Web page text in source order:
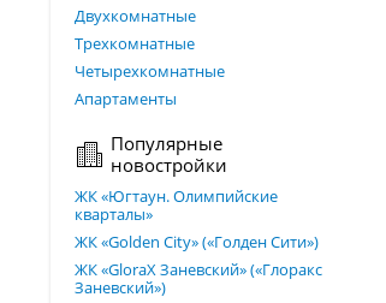
Двухкомнатные
Трехкомнатные
Четырехкомнатные
Апартаменты
Популярные
новостройки
ЖК «Югтаун. Олимпийские
кварталы»
ЖК «Golden City» («Голден Сити»)
ЖК «GloraX Заневский»​ («Глоракс
Заневский»)